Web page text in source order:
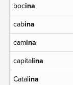
bocina
cabina
camina
capitalina
Catalina